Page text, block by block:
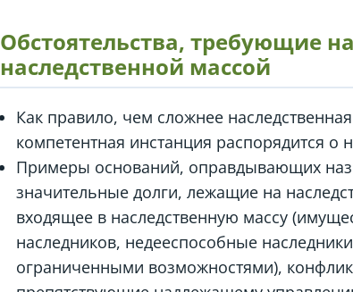
Обстоятельства, требующие
наследственной массой
Как правило, чем сложнее
компетентная инстанция распорядится
Примеры оснований, оправдывающих
значительные долги, лежащие на
входящее в наследственную массу
наследников, недееспособные
ограниченными возможностями),